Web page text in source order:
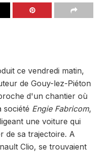
ce vendredi matin,
de Gouy-lez-Piéton
d'un chantier où
société Engie Fabricom,
une voiture qui
de sa trajectoire. A
Clio, se trouvaient